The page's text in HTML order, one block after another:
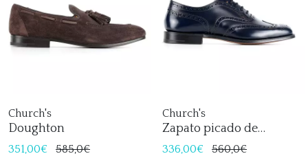
Church's
Doughton
351,00€ 585,0€
Church's
Zapato picado de
Church's
336,00€ 560,0€